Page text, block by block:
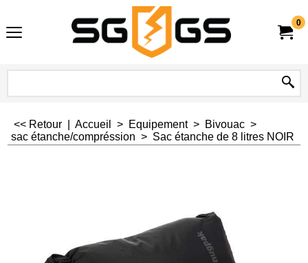
0
<< Retour Accueil > Equipement> Bivouac >
sac étanche/compréssion > Sac étanche de 8 litres NOIR